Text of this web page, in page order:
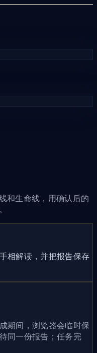
和生命线，用确认后的
相解读，并把报告保存
期间，浏览器会临时保
同一份报告；任务完